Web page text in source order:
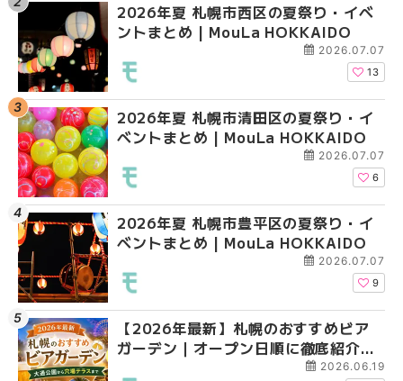
2026年夏 札幌市西区の夏祭り・イベ
ントまとめ | MouLa HOKKAIDO
2026.07.07
13
2026年夏 札幌市清田区の夏祭り・イ
ベントまとめ | MouLa HOKKAIDO
2026.07.07
6
2026年夏 札幌市豊平区の夏祭り・イ
ベントまとめ | MouLa HOKKAIDO
2026.07.07
9
【2026年最新】札幌のおすすめビア
ガーデン｜オープン日順に徹底紹介！
大通公園から穴場テラスまで | MouLa
2026.06.19
【2026年最新】札幌
ガーデン｜オープン日
大通公園から穴場テ
2026年夏 札幌市白石
ベントまとめ |
2026年夏 札幌市手稲
ベントまとめ |
2026年夏 札幌市北区
ントまとめ | MouLa
2026年夏 札幌市北区
ントまとめ | MouLa
2026年夏 札幌市白石
ベントまとめ |
2026年夏 札幌市西区
ントまとめ | MouLa
2026年夏 札幌市手稲
ベントまとめ |